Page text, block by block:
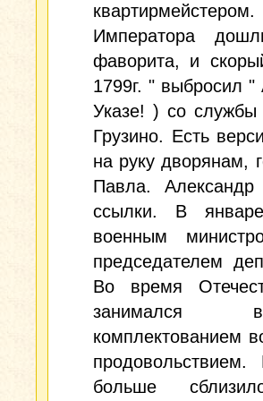
Императора
фаворита, и
1799г. " выбросил "
Указе! ) со службы
Грузино. Есть
на руку дворянам,
Павла.
ссылки. В
военным
председателем
Во время
занимался
комплектованием
больше